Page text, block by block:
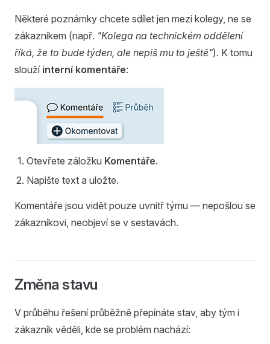
Některé poznámky chcete sdílet jen mezi kolegy, ne se
zákazníkem (např. "Kolega na technickém oddělení
říká, že to bude týden, ale nepiš mu to ještě"). K tomu
slouží interní komentáře:
Otevřete záložku Komentáře.
Napište text a uložte.
Komentáře jsou vidět pouze uvnitř týmu — nepošlou se
zákazníkovi, neobjeví se v sestavách.
Změna stavu
V průběhu řešení průběžně přepínáte stav, aby tým i
zákazník věděli, kde se problém nachází: